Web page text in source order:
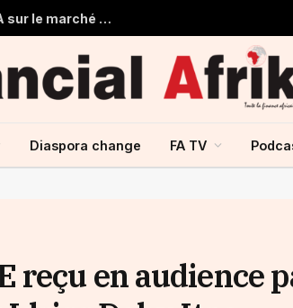
Togo : Le Trésor Public obtient 22 milliards de FCFA sur le marché financier de l’UMOA
Diaspora change FA TV
reçu en audience